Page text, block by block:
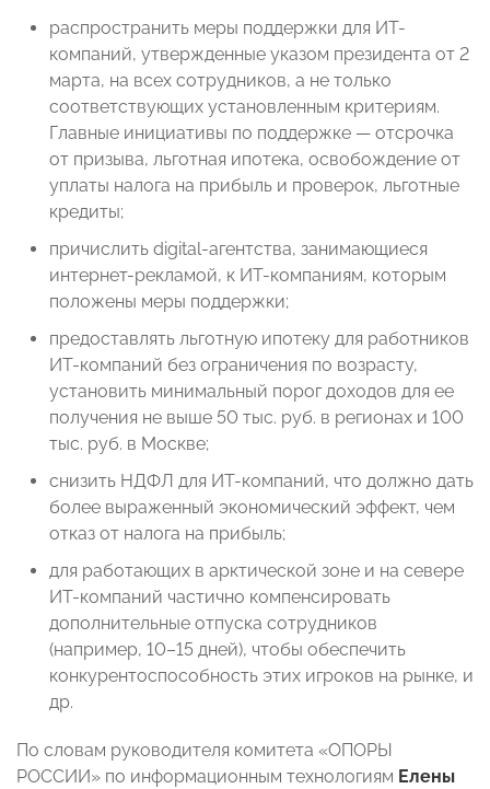
распространить меры поддержки для ИТ-
компаний, утвержденные указом президента от 2
марта, на всех сотрудников, а не только
соответствующих установленным критериям.
Главные инициативы по поддержке — отсрочка
от призыва, льготная ипотека, освобождение от
уплаты налога на прибыль и проверок, льготные
кредиты;
причислить digital-агентства, занимающиеся
интернет-рекламой, к ИТ-компаниям, которым
положены меры поддержки;
предоставлять льготную ипотеку для работников
ИТ-компаний без ограничения по возрасту,
установить минимальный порог доходов для ее
получения не выше 50 тыс. руб. в регионах и 100
тыс. руб. в Москве;
снизить НДФЛ для ИТ-компаний, что должно дать
более выраженный экономический эффект, чем
отказ от налога на прибыль;
для работающих в арктической зоне и на севере
ИТ-компаний частично компенсировать
дополнительные отпуска сотрудников
(например, 10–15 дней), чтобы обеспечить
конкурентоспособность этих игроков на рынке, и
др.
По словам руководителя комитета «ОПОРЫ
РОССИИ» по информационным технологиям Елены